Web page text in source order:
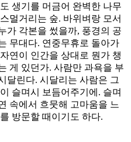
생기를 머금어 완벽한 나무
멀거리는 숲. 바위벼랑 모서
가 각본을 썼을까, 풍경의 공
무대다. 연중무휴로 돌아가
연이 인간을 상대로 뭔가 챙
게 있던가. 사람만 과욕을 부
달린다. 시달리는 사람은 그
슬며시 보듬어주기에. 슬며
속에서 흐뭇해 고마움을 느
방문할 때이기도 하다.